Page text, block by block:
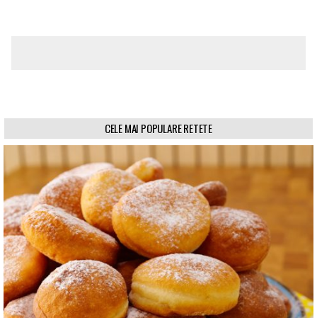
CELE MAI POPULARE RETETE